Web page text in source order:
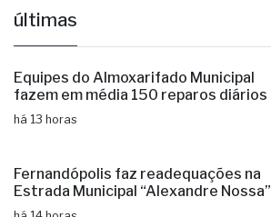
últimas
Equipes do Almoxarifado Municipal
fazem em média 150 reparos diários
há 13 horas
Fernandópolis faz readequações na
Estrada Municipal “Alexandre Nossa”